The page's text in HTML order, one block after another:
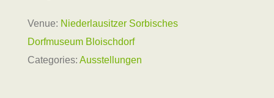
Venue: Niederlausitzer Sorbisches
Dorfmuseum Bloischdorf
Categories: Ausstellungen